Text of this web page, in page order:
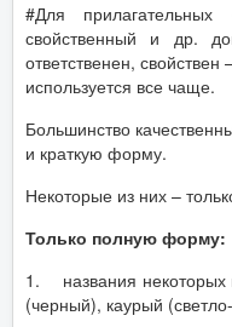
#Для прилагательных
свойственный и др.
ответственен,
используется все чаще.
Большинство
и краткую форму.
Некоторые из них –
Только полную форму:
1. названия некоторых
(черный), каурый